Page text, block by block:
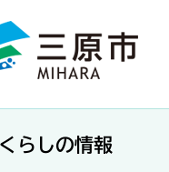
くらしの情報